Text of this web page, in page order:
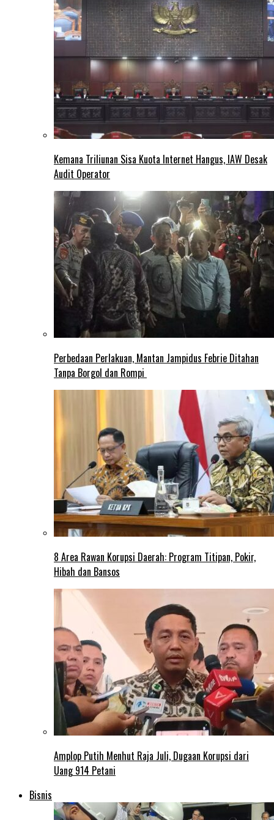
Kemana Triliunan Sisa Kuota Internet Hangus, IAW Desak
Audit Operator
Perbedaan Perlakuan, Mantan Jampidus Febrie Ditahan
Tanpa Borgol dan Rompi
8 Area Rawan Korupsi Daerah: Program Titipan, Pokir,
Hibah dan Bansos
Amplop Putih Menhut Raja Juli, Dugaan Korupsi dari
Uang 914 Petani
Bisnis